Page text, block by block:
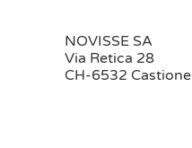
NOVISSE SA
Via Retica 28
CH-6532 Castione